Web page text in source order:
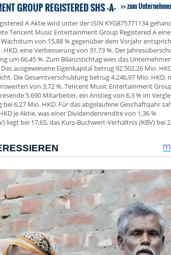
GROUP REGISTERED SHS -A- zum
A Aktie wird unter der ISIN KYG875771134
Tencent Music Entertainment Group Registered A
von 15,88 % gegenüber dem Vorjahr
eine Verbesserung von 31,73 %. Der
um 66,45 %. Zum Bilanzstichtag wies das
ausgewiesene Eigenkapital betrug 92.502,26 Mio.
Die Gesamtverschuldung betrug 4.246,97 Mio. HKD,
von 3,72 %. Tencent Music Entertainment
5.690 Mitarbeiter, ein Anstieg von 6,3 % im
6,27 Mio. HKD. Für das abgelaufene Geschäftsjahr
je Aktie, was einer Dividendenrendite von 1,36 %
liegt bei 17,65, das Kurs-Buchwert-Verhältnis (KBV) bei